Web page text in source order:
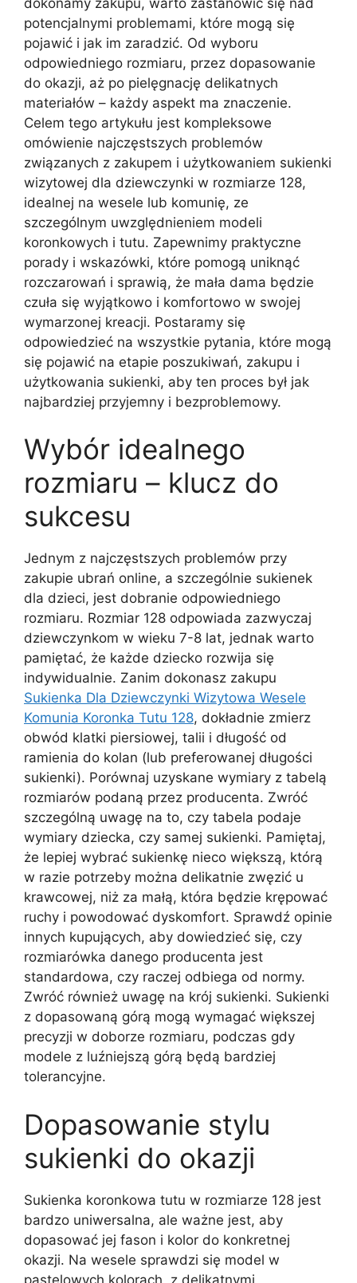
potencjalnymi problemami, które mogą się
pojawić i jak im zaradzić. Od wyboru
odpowiedniego rozmiaru, przez dopasowanie
do okazji, aż po pielęgnację delikatnych
materiałów – każdy aspekt ma znaczenie.
Celem tego artykułu jest kompleksowe
omówienie najczęstszych problemów
związanych z zakupem i użytkowaniem sukienki
wizytowej dla dziewczynki w rozmiarze 128,
idealnej na wesele lub komunię, ze
szczególnym uwzględnieniem modeli
koronkowych i tutu. Zapewnimy praktyczne
porady i wskazówki, które pomogą uniknąć
rozczarowań i sprawią, że mała dama będzie
czuła się wyjątkowo i komfortowo w swojej
wymarzonej kreacji. Postaramy się
odpowiedzieć na wszystkie pytania, które mogą
się pojawić na etapie poszukiwań, zakupu i
użytkowania sukienki, aby ten proces był jak
najbardziej przyjemny i bezproblemowy.
Wybór idealnego
rozmiaru – klucz do
sukcesu
Jednym z najczęstszych problemów przy
zakupie ubrań online, a szczególnie sukienek
dla dzieci, jest dobranie odpowiedniego
rozmiaru. Rozmiar 128 odpowiada zazwyczaj
dziewczynkom w wieku 7-8 lat, jednak warto
pamiętać, że każde dziecko rozwija się
indywidualnie. Zanim dokonasz zakupu
Sukienka Dla Dziewczynki Wizytowa Wesele
Komunia Koronka Tutu 128, dokładnie zmierz
obwód klatki piersiowej, talii i długość od
ramienia do kolan (lub preferowanej długości
sukienki). Porównaj uzyskane wymiary z tabelą
rozmiarów podaną przez producenta. Zwróć
szczególną uwagę na to, czy tabela podaje
wymiary dziecka, czy samej sukienki. Pamiętaj,
że lepiej wybrać sukienkę nieco większą, którą
w razie potrzeby można delikatnie zwęzić u
krawcowej, niż za małą, która będzie krępować
ruchy i powodować dyskomfort. Sprawdź opinie
innych kupujących, aby dowiedzieć się, czy
rozmiarówka danego producenta jest
standardowa, czy raczej odbiega od normy.
Zwróć również uwagę na krój sukienki. Sukienki
z dopasowaną górą mogą wymagać większej
precyzji w doborze rozmiaru, podczas gdy
modele z luźniejszą górą będą bardziej
tolerancyjne.
Dopasowanie stylu
sukienki do okazji
Sukienka koronkowa tutu w rozmiarze 128 jest
bardzo uniwersalna, ale ważne jest, aby
dopasować jej fason i kolor do konkretnej
okazji. Na wesele sprawdzi się model w
pastelowych kolorach, z delikatnymi